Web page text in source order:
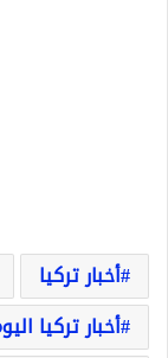
أخبار تركيا
أخبار تركيا